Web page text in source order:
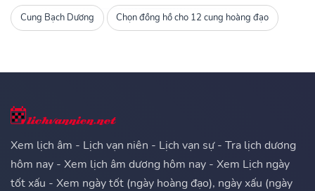
Cung Bạch Dương Chọn đồng hồ cho 12 cung hoàng đạo
Xem lịch âm - Lịch vạn niên - Lịch vạn sự - Tra lịch dương
hôm nay - Xem lịch âm dương hôm nay - Xem Lịch ngày
tốt xấu - Xem ngày tốt (ngày hoàng đạo), ngày xấu (ngày